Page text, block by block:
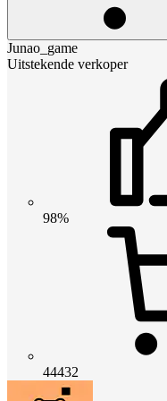
Junao_game
Uitstekende verkoper
98%
44432